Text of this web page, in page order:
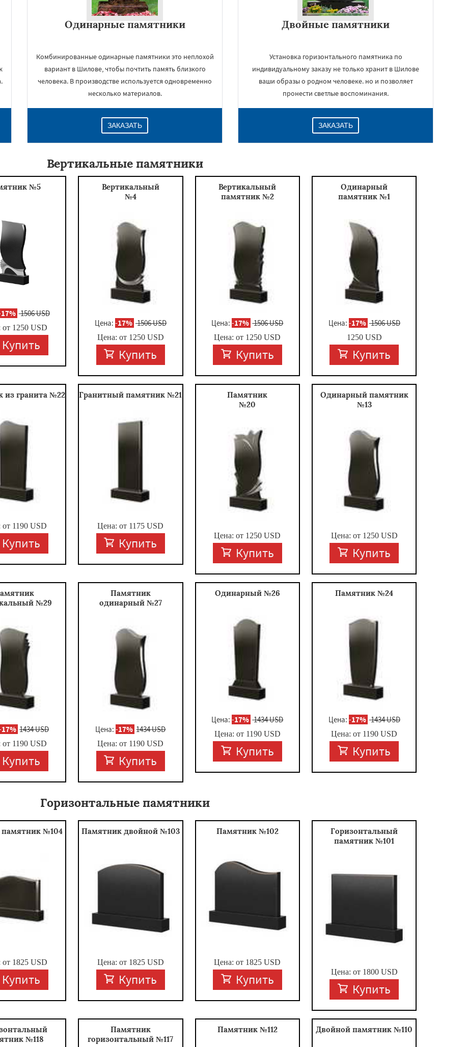
Одинарные памятники
Комбинированные одинарные памятники это неплохой
вариант в Шилове, чтобы почтить память близкого
человека. В производстве используется одновременно
несколько материалов.
ЗАКАЗАТЬ
Двойные памятники
Установка горизонтального памятника по
индивидуальному заказу не только хранит в Шилове
ваши образы о родном человеке. но и позволяет
пронести светлые воспоминания.
ЗАКАЗАТЬ
Вертикальные памятники
№5
17% 1506 USD
от 1250USD
Купить
Вертикальный
№4
Цена: -17% 1506 USD
Цена: от 1250USD
Купить
Вертикальный
памятник №2
Цена:-17% 1506 USD
Цена: от 1250 USD
Купить
Одинарный
памятник №1
Цена: -17% 1506 USD
1250USD
Купить
из гранита №22
от 1190 USD
Купить
Гранитный памятник №21
Цена: от 1175 USD
Купить
Памятник
№20
Цена: от 1250 USD
Купить
Одинарный памятник
№13
Цена: от 1250USD
Купить
№29
17% 1434 USD
от 1190 USD
Купить
Памятник
одинарный №27
Цена:-17% 1434 USD
Цена: от 1190 USD
Купить
Одинарный №26
Цена:-17% 1434 USD
Цена: от 1190USD
Купить
Памятник №24
Цена: -17% 1434 USD
Цена: от 1190 USD
Купить
Горизонтальные памятники
№104
от 1825USD
Купить
Памятник двойной №103
Цена: от 1825USD
Купить
Памятник №102
Цена: от 1825 USD
Купить
Горизонтальный
памятник №101
Цена: от 1800USD
Купить
№118
Памятник
горизонтальный №117
Памятник №112 Двойной памятник №110
Даю согласие на обработку персональных данных